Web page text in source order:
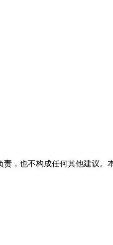
，也不构成任何其他建议。